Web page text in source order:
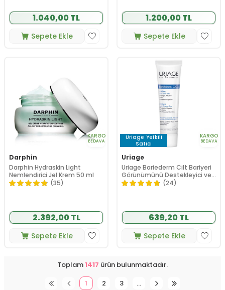
1.040,00 TL
Sepete Ekle
1.200,00 TL
Sepete Ekle
KARGO
BEDAVA
Darphin
Darphin Hydraskin Light
Nemlendirici Jel Krem 50 ml
(35)
2.392,00 TL
Sepete Ekle
Uriage Yetkili
Satıcı
KARGO
BEDAVA
Uriage
Uriage Bariederm Cilt Bariyeri
Görünümünü Destekleyici ve
Yatıştırıcı Cica Krem 40 ml
(24)
639,20 TL
Sepete Ekle
Toplam1417 ürün bulunmaktadır.
1
2 3 …